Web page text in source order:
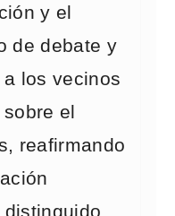
y el
de debate y
los vecinos
el
reafirmando